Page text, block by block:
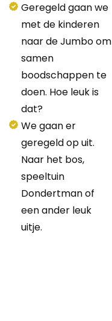
Geregeld gaan we
met de kinderen
naar de Jumbo om
samen
boodschappen te
doen. Hoe leuk is
dat?
We gaan er
geregeld op uit.
Naar het bos,
speeltuin
Dondertman of
een ander leuk
uitje.